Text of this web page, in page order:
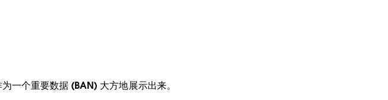
一个重要数据 (BAN) 大方地展示出来。